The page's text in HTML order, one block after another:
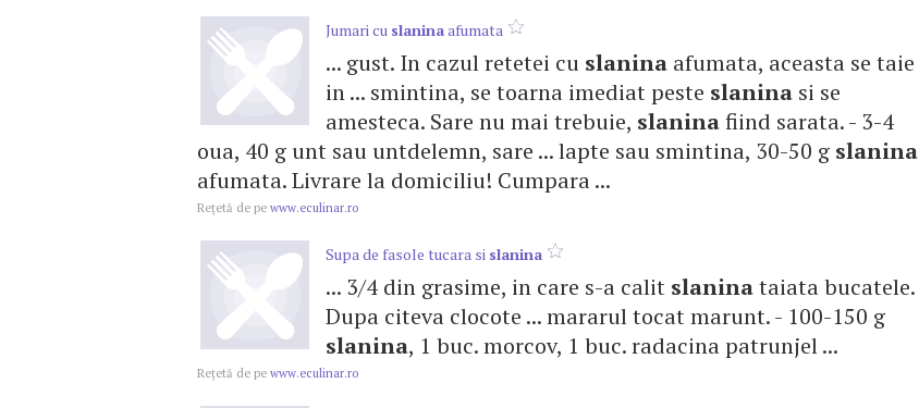
Jumari cu slaninaafumata
... gust. In cazul retetei cu slanina afumata, aceasta se taie
in ... smintina, se toarna imediat peste slanina si se
amesteca. Sare nu mai trebuie, slaninafiind sarata. - 3-4
oua, 40 g unt sau untdelemn, sare ... lapte sau smintina, 30-50 g slanina
afumata. Livrare la domiciliu! Cumpara ...
Reţetă de pe www.eculinar.ro
Supa de fasole tucara si slanina
... 3/4 din grasime, in care s-a calit slaninataiata bucatele.
Dupa citeva clocote ... mararul tocat marunt. - 100-150 g
slanina, 1 buc. morcov, 1 buc. radacina patrunjel ...
Reţetă de pe www.eculinar.ro